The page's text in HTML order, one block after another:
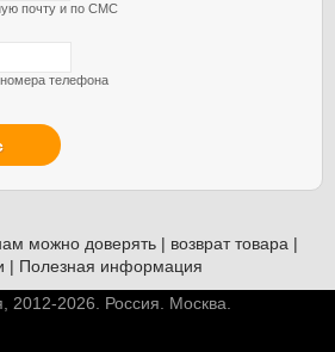
почту и по СМС
телефона
можно доверять | возврат товара |
| Полезная информация
2012-2026. Россия. Москва.